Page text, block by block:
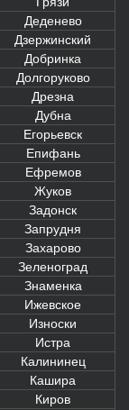
Деденево
Дзержинский
Добринка
Долгоруково
Дрезна
Дубна
Егорьевск
Епифань
Ефремов
Жуков
Задонск
Запрудня
Захарово
Зеленоград
Знаменка
Ижевское
Износки
Истра
Калининец
Кашира
Киров